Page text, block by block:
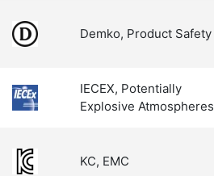
Demko, Product Safety
IECEX, Potentially
Explosive Atmospheres
KC, EMC